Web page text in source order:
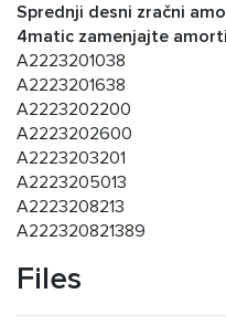
Sprednji desni zračni
4matic zamenjajte
A2223201038
A2223201638
A2223202200
A2223202600
A2223203201
A2223205013
A2223208213
A222320821389
Files